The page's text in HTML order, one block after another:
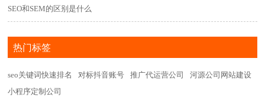
SEO和SEM的区别是什么
热门标签
seo关键词快速排名 对标抖音账号 推广代运营公司
河源公司网站建设
小程序定制公司